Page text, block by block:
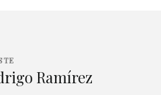
Ramírez